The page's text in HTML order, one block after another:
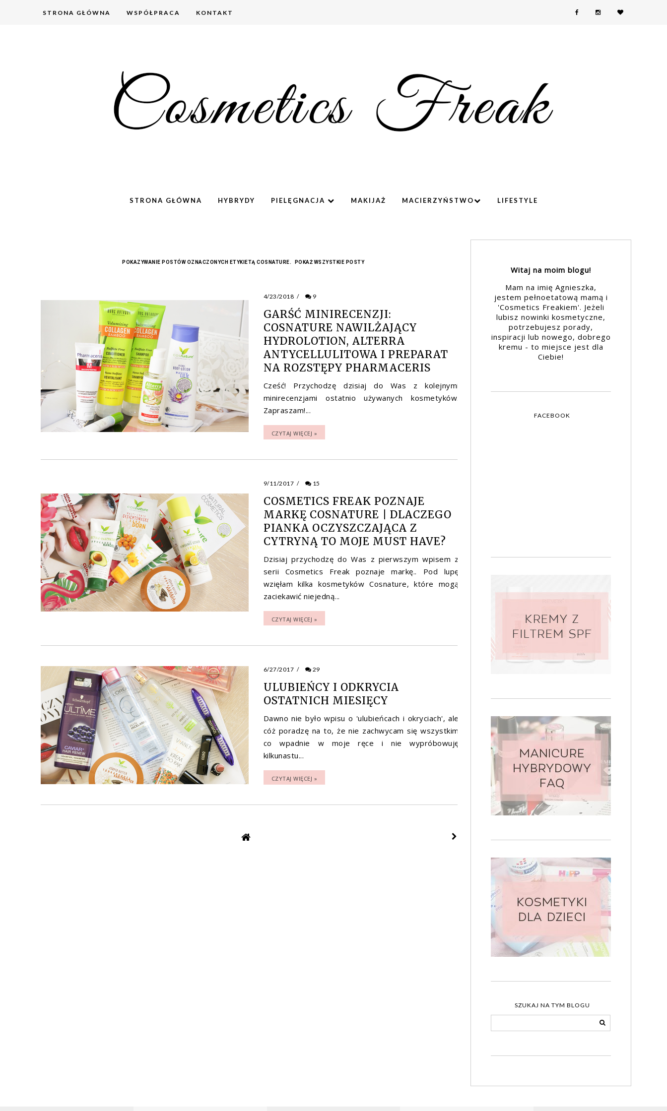
STRONA GŁÓWNA WSPÓŁPRACA KONTAKT
STRONA GŁÓWNA HYBRYDY PIELĘGNACJA MAKIJAŻ MACIERZYŃSTWO LIFESTYLE
POKAZYWANIE POSTÓW OZNACZONYCH ETYKIETĄ COSNATURE. POKAŻ WSZYSTKIE POSTY
4/23/2018 / 9
GARŚĆ MINIRECENZJI:
COSNATURE NAWILŻAJĄCY
HYDROLOTION, ALTERRA
ANTYCELLULITOWA I PREPARAT
NA ROZSTĘPY PHARMACERIS
Cześć! Przychodzę dzisiaj do Was z kolejnymi
minirecenzjami ostatnio używanych kosmetyków.
Zapraszam!...
CZYTAJ WIĘCEJ »
9/11/2017 / 15
COSMETICS FREAK POZNAJE
MARKĘ COSNATURE | DLACZEGO
PIANKA OCZYSZCZAJĄCA Z
CYTRYNĄ TO MOJE MUST HAVE?
Dzisiaj przychodzę do Was z pierwszym wpisem z
serii Cosmetics Freak poznaje markę.. Pod lupę
wzięłam kilka kosmetyków Cosnature, które mogą
zaciekawić niejedną...
CZYTAJ WIĘCEJ »
6/27/2017 / 29
ULUBIEŃCY I ODKRYCIA
OSTATNICH MIESIĘCY
Dawno nie było wpisu o 'ulubieńcach i okryciach', ale
cóż poradzę na to, że nie zachwycam się wszystkim
co wpadnie w moje ręce i nie wypróbowuję
kilkunastu...
CZYTAJ WIĘCEJ »
Witaj na moim blogu!
Mam na imię Agnieszka,
jestem pełnoetatową mamą i
'Cosmetics Freakiem'. Jeżeli
lubisz nowinki kosmetyczne,
potrzebujesz porady,
inspiracji lub nowego, dobrego
kremu - to miejsce jest dla
Ciebie!
FACEBOOK
SZUKAJ NA TYM BLOGU